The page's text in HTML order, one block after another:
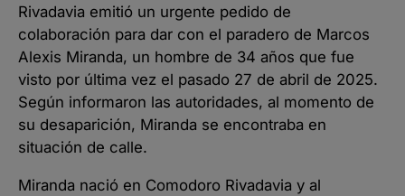
Rivadavia emitió un urgente pedido de
colaboración para dar con el paradero de Marcos
Alexis Miranda, un hombre de 34 años que fue
visto por última vez el pasado 27 de abril de 2025.
Según informaron las autoridades, al momento de
su desaparición, Miranda se encontraba en
situación de calle.
Miranda nació en Comodoro Rivadavia y al